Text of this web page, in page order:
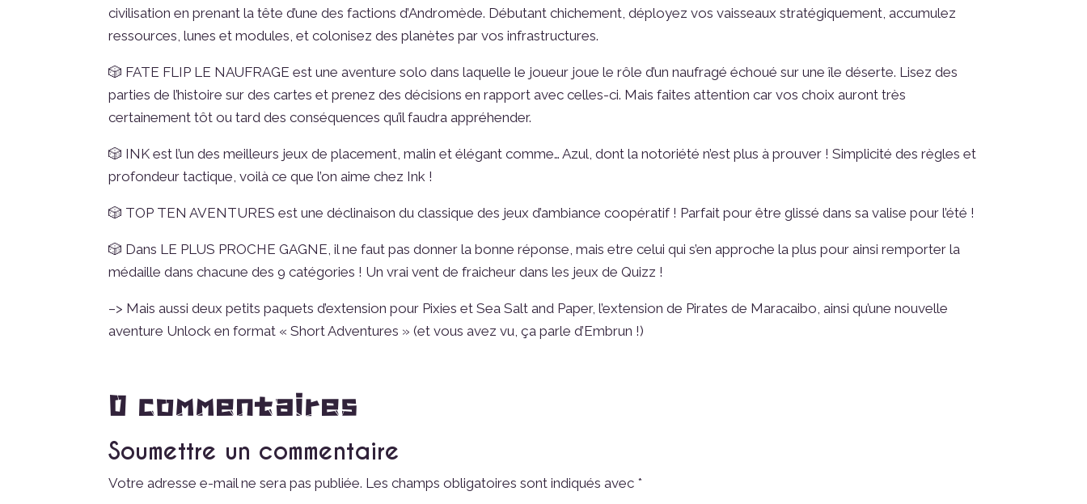
civilisation en prenant la tête d’une des factions d’Andromède. Débutant chichement, déployez vos vaisseaux stratégiquement, accumulez
ressources, lunes et modules, et colonisez des planètes par vos infrastructures.
🎲 FATE FLIP LE NAUFRAGE est une aventure solo dans laquelle le joueur joue le rôle d’un naufragé échoué sur une île déserte. Lisez des
parties de l’histoire sur des cartes et prenez des décisions en rapport avec celles-ci. Mais faites attention car vos choix auront très
certainement tôt ou tard des conséquences qu’il faudra appréhender.
🎲 INK est l’un des meilleurs jeux de placement, malin et élégant comme… Azul, dont la notoriété n’est plus à prouver ! Simplicité des règles et
profondeur tactique, voilà ce que l’on aime chez Ink !
🎲 TOP TEN AVENTURES est une déclinaison du classique des jeux d’ambiance coopératif ! Parfait pour être glissé dans sa valise pour l’été !
🎲 Dans LE PLUS PROCHE GAGNE, il ne faut pas donner la bonne réponse, mais etre celui qui s’en approche la plus pour ainsi remporter la
médaille dans chacune des 9 catégories ! Un vrai vent de fraicheur dans les jeux de Quizz !
–> Mais aussi deux petits paquets d’extension pour Pixies et Sea Salt and Paper, l’extension de Pirates de Maracaibo, ainsi qu’une nouvelle
aventure Unlock en format « Short Adventures » (et vous avez vu, ça parle d’Embrun !)
0 commentaires
Soumettre un commentaire
Votre adresse e-mail ne sera pas publiée. Les champs obligatoires sont indiqués avec *